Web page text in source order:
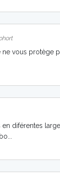
vous protège
diférentes